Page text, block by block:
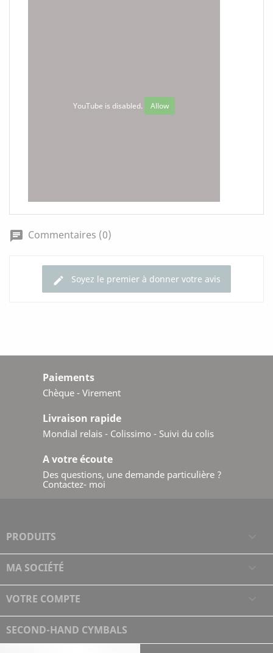
YouTube is disabled. Allow
chat Commentaires (0)
edit Soyez le premier à donner votre avis
Paiements
Chèque - Virement
Livraison rapide
Mondial relais - Colissimo - Suivi du colis
A votre écoute
Des questions, une demande particulière ?
Contactez- moi
PRODUITS
MA SOCIÉTÉ
VOTRE COMPTE
SECOND-HAND CYMBALS